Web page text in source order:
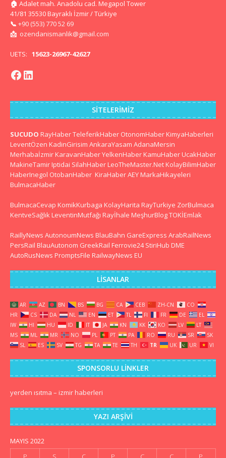
🏠 Adalet mah. Anadolu cad. Megapol Tower
41/81 35530 Bayraklı İzmir / Türkiye
📞 +90 (553) 770 52 69
📩 ozendanismanlik@gmail.com
UETS: 15623-26967-42627
SITELERIMIZ
SUCUDO RayHaberTeleferikHaber OtonomHaber KimyaHaberleri
LeventÖzen KadinGirisim AnkaraYasam AdanaMersin
Merhabaİzmir KaravanHaberYelkenHaber KamuHaber UcakHaber
MakineTamir Iptidai SilahHaber LeoTheMaster.Net KolayBilimHaber
HaberInegol OtobanHaber KiraHaberAEY MarkaHikayeleri
BulmacaHaber
BulmacaCevap KomikKurbaga KolayHarita RayTurkiye ZorBulmaca
KentveSağlık LeventinMutfağı Rayİhale MeşhurBlogTOKİEmlak
RaillyNews AutonoumNews BlauBahn GareExpress ArabRailNews
PersRail BlauAutonom GreekRail Ferrovie24 StiriHub DME
AutoRusNews PromptsFile RailwayNews EU
LISANLAR
AR AZ BN BS BG CA CEB ZH-CN
CO
HR
CS DA NL EN ET TL FI FR DE
EL
IW
HI HU ID IT JA KN KK KO LV
LT
MS
ML MR NO PL PT PA RO RU SR
SK
SL
ES SV TG TA TE TH TR UK UR VI
SPONSORLU LINKLER
yerden ısıtma – izmir haberleri
YAZI ARŞIVI
MAYIS 2022